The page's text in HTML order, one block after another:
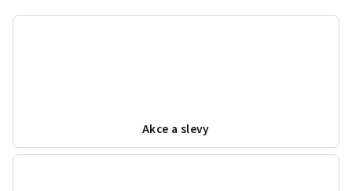
Akce a slevy